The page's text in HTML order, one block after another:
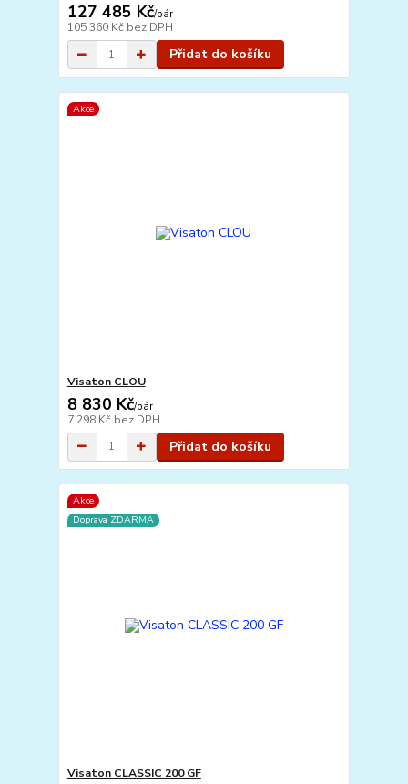
127 485 Kč/pár
105 360 Kč bez DPH
Přidat do košíku
Akce
Visaton CLOU
8 830 Kč/pár
7 298 Kč bez DPH
Přidat do košíku
Akce
Doprava ZDARMA
Visaton CLASSIC 200 GF